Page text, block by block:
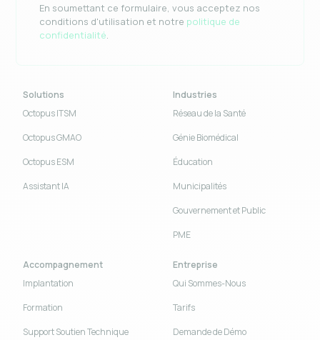
En soumettant ce formulaire, vous acceptez nos
conditions d'utilisation et notre politique de
confidentialité
Solutions
Octopus ITSM
Octopus GMAO
Octopus ESM
Assistant IA
Industries
Réseau de la Santé
Génie Biomédical
Éducation
Municipalités
Gouvernement et Public
PME
Accompagnement
Implantation
Formation
Support Soutien Technique
Entreprise
Qui Sommes-Nous
Tarifs
Demande de Démo